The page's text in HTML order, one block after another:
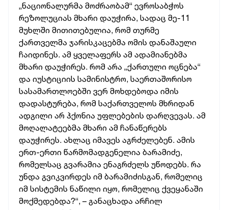
„ნაციონალურმა მოძრაობამ“ ევროსაბჭოს
რეზოლუციას მხარი დაუჭირა, სადაც მე-11
მუხლში მითითებულია, რომ თურმე
ქართველმა ჯარისკაცებმა ომის დანაშაული
ჩაიდინეს. ამ ყველაფერს ამ ადამიანებმა
მხარი დაუჭირეს. რომ არა „ქართული ოცნება“
და იუსტიციის სამინისტრო, საერთაშორისო
სასამართლოებში ვერ მოხდებოდა იმის
დადასტურება, რომ საქართველოს მხრიდან
ადგილი არ ჰქონია უფლებების დარღვევას. ამ
მოღალატეებმა მხარი ამ ჩანაწერებს
დაუჭირეს. ახლაც იმავეს აგრძელებენ. ამის
ერთ-ერთი წარმომადგენელია ბარამიძე,
რომელსაც გვარამია ენაგრძელს უწოდებს. რა
უნდა გვიკვირდეს იმ ბარამიძისგან, რომელიც
იმ სისტემის ნაწილი იყო, რომელიც ქვეყანაში
მოქმედებდა?“, – განაცხადა არჩილ